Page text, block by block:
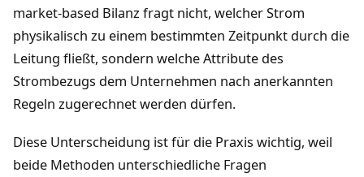
market-based Bilanz fragt nicht, welcher Strom
physikalisch zu einem bestimmten Zeitpunkt durch die
Leitung fließt, sondern welche Attribute des
Strombezugs dem Unternehmen nach anerkannten
Regeln zugerechnet werden dürfen.
Diese Unterscheidung ist für die Praxis wichtig, weil
beide Methoden unterschiedliche Fragen